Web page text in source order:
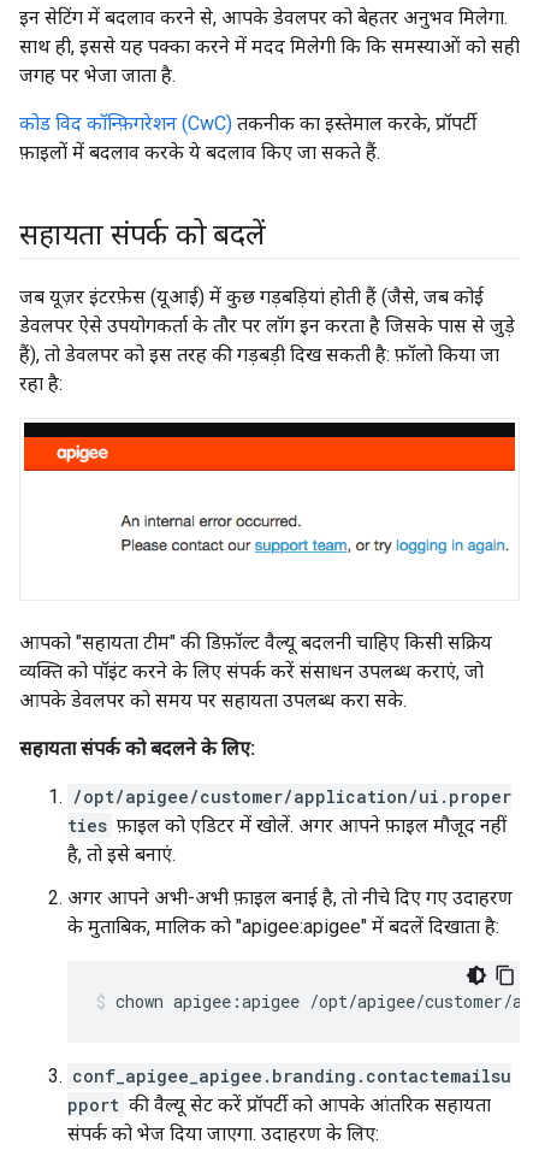
इन सेटिंग में बदलाव करने से, आपके डेवलपर को बेहतर अनुभव मिलेगा.
साथ ही, इससे यह पक्का करने में मदद मिलेगी कि कि समस्याओं को सही
जगह पर भेजा जाता है.
कोड विद कॉन्फ़िगरेशन (CwC) तकनीक का इस्तेमाल करके, प्रॉपर्टी
फ़ाइलों में बदलाव करके ये बदलाव किए जा सकते हैं.
सहायता संपर्क को बदलें
जब यूज़र इंटरफ़ेस (यूआई) में कुछ गड़बड़ियां होती हैं (जैसे, जब कोई
डेवलपर ऐसे उपयोगकर्ता के तौर पर लॉग इन करता है जिसके पास से जुड़े
हैं), तो डेवलपर को इस तरह की गड़बड़ी दिख सकती है: फ़ॉलो किया जा
रहा है:
आपको "सहायता टीम" की डिफ़ॉल्ट वैल्यू बदलनी चाहिए किसी सक्रिय
व्यक्ति को पॉइंट करने के लिए संपर्क करें संसाधन उपलब्ध कराएं, जो
आपके डेवलपर को समय पर सहायता उपलब्ध करा सके.
सहायता संपर्क को बदलने के लिए:
/opt/apigee/customer/application/ui.proper
ties फ़ाइल को एडिटर में खोलें. अगर आपने फ़ाइल मौजूद नहीं
है, तो इसे बनाएं.
अगर आपने अभी-अभी फ़ाइल बनाई है, तो नीचे दिए गए उदाहरण
के मुताबिक, मालिक को "apigee:apigee" में बदलें दिखाता है:
chown apigee:apigee /opt/apigee/customer/
conf_apigee_apigee.branding.contactemailsu
pport की वैल्यू सेट करें प्रॉपर्टी को आपके आंतरिक सहायता
संपर्क को भेज दिया जाएगा. उदाहरण के लिए: